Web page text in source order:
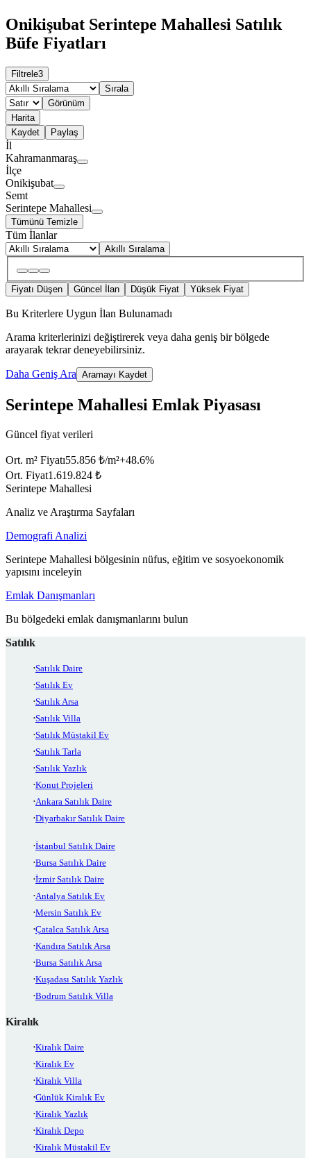
Onikişubat Serintepe Mahallesi Satılık
Büfe Fiyatları
Filtrele3
Sırala
Görünüm
Harita
Kaydet
Paylaş
İl
Kahramanmaraş
İlçe
Onikişubat
Semt
Serintepe Mahallesi
Tümünü Temizle
Tüm İlanlar
Akıllı Sıralama
Fiyatı Düşen Güncel İlan Düşük Fiyat Yüksek Fiyat
Bu Kriterlere Uygun İlan Bulunamadı
Arama kriterlerinizi değiştirerek veya daha geniş bir bölgede
arayarak tekrar deneyebilirsiniz.
Daha Geniş Ara Aramayı Kaydet
Serintepe Mahallesi Emlak Piyasası
Güncel fiyat verileri
Ort. m² Fiyatı55.856 ₺/m²+48.6%
Ort. Fiyat1.619.824 ₺
Serintepe Mahallesi
Analiz ve Araştırma Sayfaları
Demografi Analizi
Serintepe Mahallesi bölgesinin nüfus, eğitim ve sosyoekonomik
yapısını inceleyin
Emlak Danışmanları
Bu bölgedeki emlak danışmanlarını bulun
Satılık
Satılık Daire
Satılık Ev
Satılık Arsa
Satılık Villa
Satılık Müstakil Ev
Satılık Tarla
Satılık Yazlık
Konut Projeleri
Ankara Satılık Daire
Diyarbakır Satılık Daire
İstanbul Satılık Daire
Bursa Satılık Daire
İzmir Satılık Daire
Antalya Satılık Ev
Mersin Satılık Ev
Çatalca Satılık Arsa
Kandıra Satılık Arsa
Bursa Satılık Arsa
Kuşadası Satılık Yazlık
Bodrum Satılık Villa
Kiralık
Kiralık Daire
Kiralık Ev
Kiralık Villa
Günlük Kiralık Ev
Kiralık Yazlık
Kiralık Depo
Kiralık Müstakil Ev